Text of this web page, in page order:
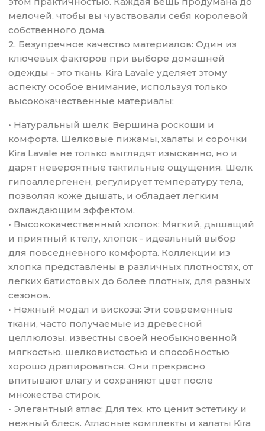
мелочей, чтобы вы чувствовали себя королевой
собственного дома.
2. Безупречное качество материалов: Один из
ключевых факторов при выборе домашней
одежды - это ткань. Kira Lavale уделяет этому
аспекту особое внимание, используя только
высококачественные материалы:
• Натуральный шелк: Вершина роскоши и
комфорта. Шелковые пижамы, халаты и сорочки
Kira Lavale не только выглядят изысканно, но и
дарят невероятные тактильные ощущения. Шелк
гипоаллергенен, регулирует температуру тела,
позволяя коже дышать, и обладает легким
охлаждающим эффектом.
• Высококачественный хлопок: Мягкий, дышащий
и приятный к телу, хлопок - идеальный выбор
для повседневного комфорта. Коллекции из
хлопка представлены в различных плотностях, от
легких батистовых до более плотных, для разных
сезонов.
• Нежный модал и вискоза: Эти современные
ткани, часто получаемые из древесной
целлюлозы, известны своей необыкновенной
мягкостью, шелковистостью и способностью
хорошо драпироваться. Они прекрасно
впитывают влагу и сохраняют цвет после
множества стирок.
• Элегантный атлас: Для тех, кто ценит эстетику и
нежный блеск. Атласные комплекты и халаты Kira